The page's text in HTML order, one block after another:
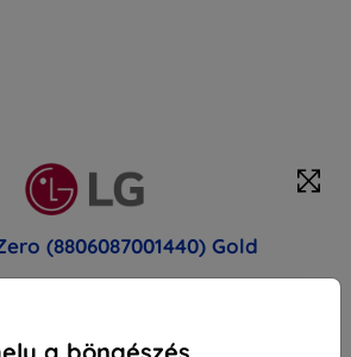
a böngészés
(8806087001440) Gold